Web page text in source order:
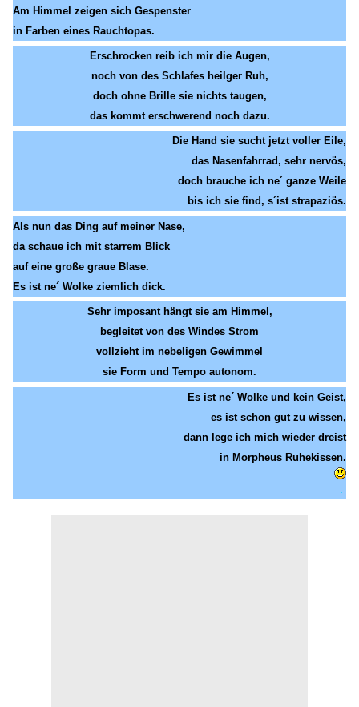
Am Himmel zeigen sich Gespenster
in Farben eines Rauchtopas.
Erschrocken reib ich mir die Augen,
noch von des Schlafes heilger Ruh,
doch ohne Brille sie nichts taugen,
das kommt erschwerend noch dazu.
Die Hand sie sucht jetzt voller Eile,
das Nasenfahrrad, sehr nervös,
doch brauche ich ne´ ganze Weile
bis ich sie find, s´ist strapaziös.
Als nun das Ding auf meiner Nase,
da schaue ich mit starrem Blick
auf eine große graue Blase.
Es ist ne´ Wolke ziemlich dick.
Sehr imposant hängt sie am Himmel,
begleitet von des Windes Strom
vollzieht im nebeligen Gewimmel
sie Form und Tempo autonom.
Es ist ne´ Wolke und kein Geist,
es ist schon gut zu wissen,
dann lege ich mich wieder dreist
in Morpheus Ruhekissen.